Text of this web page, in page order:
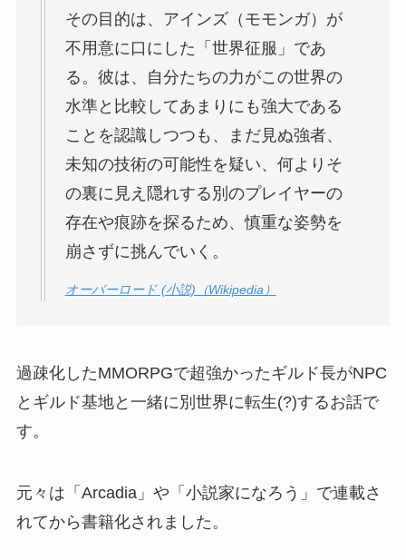
その目的は、アインズ（モモンガ）が
不用意に口にした「世界征服」であ
る。彼は、自分たちの力がこの世界の
水準と比較してあまりにも強大である
ことを認識しつつも、まだ見ぬ強者、
未知の技術の可能性を疑い、何よりそ
の裏に見え隠れする別のプレイヤーの
存在や痕跡を探るため、慎重な姿勢を
崩さずに挑んでいく。
オーバーロード (小説)（Wikipedia）
過疎化したMMORPGで超強かったギルド長がNPC
とギルド基地と一緒に別世界に転生(?)するお話で
す。
元々は「Arcadia」や「小説家になろう」で連載さ
れてから書籍化されました。